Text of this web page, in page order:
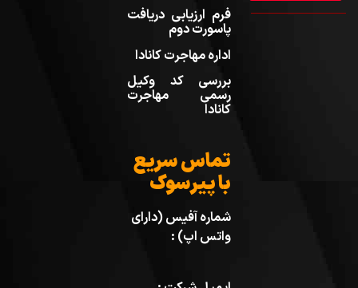
فرم ارزیابی دریافت
پاسورت دوم
اداره مهاجرت کانادا
بررسی کد وکیل
رسمی مهاجرت
کانادا
تماس سریع
با پیرسوک
شماره آفیس (دارای
واتس اپ) :